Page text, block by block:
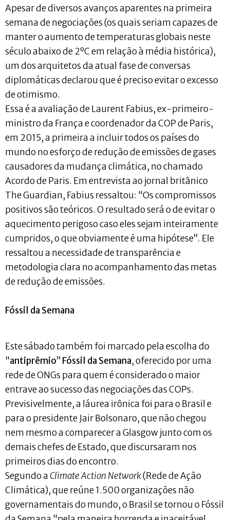
Apesar de diversos avanços aparentes na primeira
semana de negociações (os quais seriam capazes de
manter o aumento de temperaturas globais neste
século abaixo de 2ºC em relação à média histórica),
um dos arquitetos da atual fase de conversas
diplomáticas declarou que é preciso evitar o excesso
de otimismo.
Essa é a avaliação de Laurent Fabius, ex-primeiro-
ministro da França e coordenador da COP de Paris,
em 2015, a primeira a incluir todos os países do
mundo no esforço de redução de emissões de gases
causadores da mudança climática, no chamado
Acordo de Paris. Em entrevista ao jornal britânico
The Guardian, Fabius ressaltou: “Os compromissos
positivos são teóricos. O resultado será o de evitar o
aquecimento perigoso caso eles sejam inteiramente
cumpridos, o que obviamente é uma hipótese”. Ele
ressaltou a necessidade de transparência e
metodologia clara no acompanhamento das metas
de redução de emissões.
Fóssil da Semana
Este sábado também foi marcado pela escolha do
“antiprêmio” Fóssil da Semana, oferecido por uma
rede de ONGs para quem é considerado o maior
entrave ao sucesso das negociações das COPs.
Previsivelmente, a láurea irônica foi para o Brasil e
para o presidente Jair Bolsonaro, que não chegou
nem mesmo a comparecer a Glasgow junto com os
demais chefes de Estado, que discursaram nos
primeiros dias do encontro.
Segundo a Climate Action Network(Rede de Ação
Climática), que reúne 1.500 organizações não
governamentais do mundo, o Brasil se tornou o Fóssil